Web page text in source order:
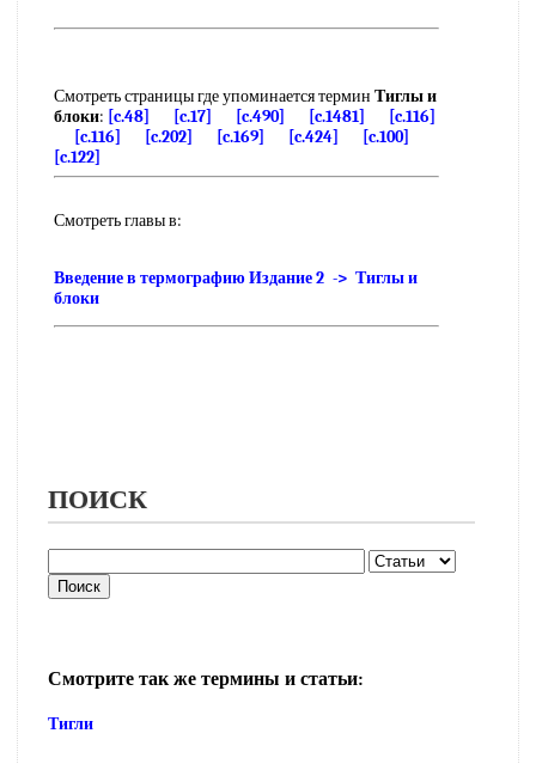
Смотреть страницы где упоминается термин Тиглы и
блоки: [c.48] [c.17] [c.490] [c.1481]
[c.116]
[c.116]
[c.202] [c.169] [c.424]
[c.100]
[c.122]
Смотреть главы в:
Введение в термографию Издание 2 -> Тиглы и
блоки
ПОИСК
Смотрите так же термины и статьи:
Тигли